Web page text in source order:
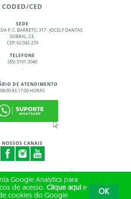
CODED/CED
SEDE
P. C. BARRETO, 317 - JOCELY DANTAS
SOBRAL, CE.
CEP: 62.042-270
TELEFONE
(85) 3101-3040
.
DE ATENDIMENTO
08:00 ÀS 17:00 HORAS
NOSSOS CANAIS
GOVERNO DO ESTADO DO CEARÁ
OS DIREITOS RESERVADOS
Google Analytics para
de acesso. Clique aqui e
cookies do Google
OK